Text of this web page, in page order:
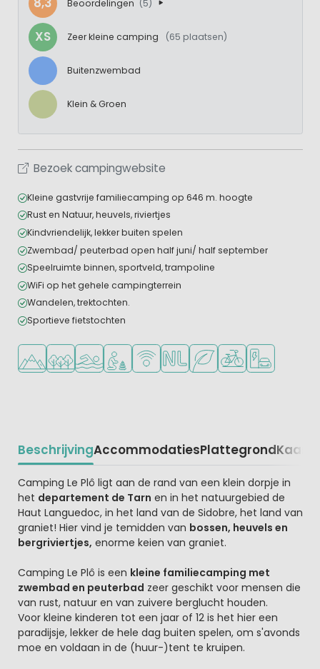
Beoordelingen (5)
XS Zeer kleine camping (65 plaatsen)
Buitenzwembad
Klein & Groen
Bezoek campingwebsite
Kleine gastvrije familiecamping op 646 m. hoogte
Rust en Natuur, heuvels, riviertjes
Kindvriendelijk, lekker buiten spelen
Zwembad/ peuterbad open half juni/ half september
Speelruimte binnen, sportveld, trampoline
WiFi op het gehele campingterrein
Wandelen, trektochten.
Sportieve fietstochten
Ligt in de heuvels/bergen
Ligt in een bosrijke omgeving
Openlucht zwembad
Aanbevolen voor jonge kinderen
WiFi beschikbaar
Nederlandse eigenaar/
Groene ligging
Fietsverhuur
Laadpaal
BeschrijvingAccommodatiesPlattegrondKaart
Beschrijving
Camping Le Plô ligt aan de rand van een klein dorpje in
het departement de Tarn en in het natuurgebied de
Haut Languedoc, in het land van de Sidobre, het land van
graniet! Hier vind je temidden van bossen, heuvels en
bergriviertjes, enorme keien van graniet.
Camping Le Plô is een kleine familiecamping met
zwembad en peuterbad zeer geschikt voor mensen die
van rust, natuur en van zuivere berglucht houden.
Voor kleine kinderen tot een jaar of 12 is het hier een
paradijsje, lekker de hele dag buiten spelen, om s'avonds
moe en voldaan in de (huur-)tent te kruipen.